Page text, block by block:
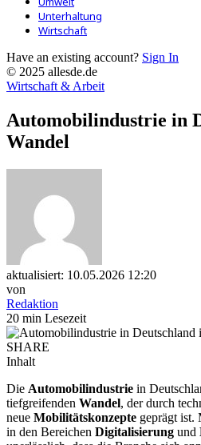
Unterhaltung
Wirtschaft
Have an existing account? Sign In
© 2025 allesde.de
Wirtschaft & Arbeit
Automobilindustrie in
Wandel
aktualisiert: 10.05.2026 12:20
von
Redaktion
20 min Lesezeit
SHARE
Inhalt
Die Automobilindustrie in
tiefgreifenden Wandel, der durch
neue Mobilitätskonzepte geprägt ist.
in den Bereichen Digitalisierung und